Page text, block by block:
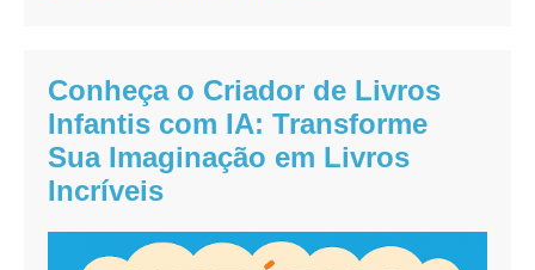
Editora
Itacaiúnas
Conheça o Criador de Livros
Infantis com IA: Transforme
Sua Imaginação em Livros
Incríveis